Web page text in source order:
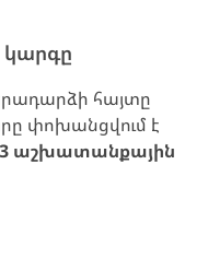
հայտը
փոխանցվում է
3 աշխատանքային